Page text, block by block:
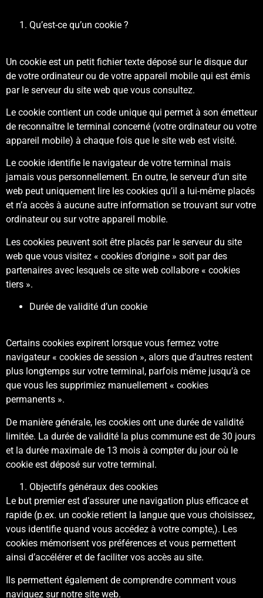
Qu’est-ce qu’un cookie ?
Un cookie est un petit fichier texte déposé sur le disque dur
de votre ordinateur ou de votre appareil mobile qui est émis
par le serveur du site web que vous consultez.
Le cookie contient un code unique qui permet à son émetteur
de reconnaître le terminal concerné (votre ordinateur ou votre
appareil mobile) à chaque fois que le site web est visité.
Le cookie identifie le navigateur de votre terminal mais
jamais vous personnellement. En outre, le serveur d’un site
web peut uniquement lire les cookies qu’il a lui-même placés
et n’a accès à aucune autre information se trouvant sur votre
ordinateur ou sur votre appareil mobile.
Les cookies peuvent soit être placés par le serveur du site
web que vous visitez « cookies d’origine » soit par des
partenaires avec lesquels ce site web collabore « cookies
tiers ».
Durée de validité d’un cookie
Certains cookies expirent lorsque vous fermez votre
navigateur « cookies de session », alors que d’autres restent
plus longtemps sur votre terminal, parfois même jusqu’à ce
que vous les supprimiez manuellement « cookies
permanents ».
De manière générale, les cookies ont une durée de validité
limitée. La durée de validité la plus commune est de 30 jours
et la durée maximale de 13 mois à compter du jour où le
cookie est déposé sur votre terminal.
Objectifs généraux des cookies
Le but premier est d’assurer une navigation plus efficace et
rapide (p.ex. un cookie retient la langue que vous choisissez,
vous identifie quand vous accédez à votre compte,). Les
cookies mémorisent vos préférences et vous permettent
ainsi d’accélérer et de faciliter vos accès au site.
Ils permettent également de comprendre comment vous
naviguez sur notre site web.